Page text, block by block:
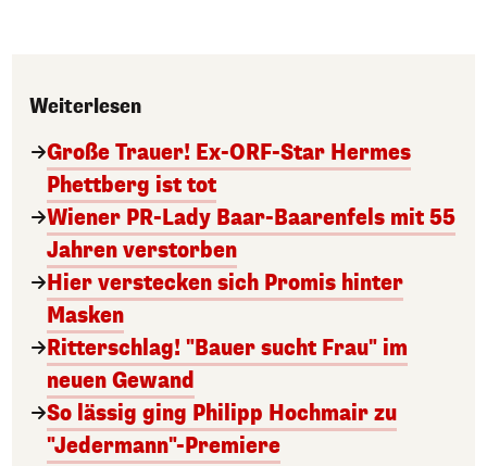
Weiterlesen
Große Trauer! Ex-ORF-Star Hermes
Phettberg ist tot
Wiener PR-Lady Baar-Baarenfels mit 55
Jahren verstorben
Hier verstecken sich Promis hinter
Masken
Ritterschlag! "Bauer sucht Frau" im
neuen Gewand
So lässig ging Philipp Hochmair zu
"Jedermann"-Premiere